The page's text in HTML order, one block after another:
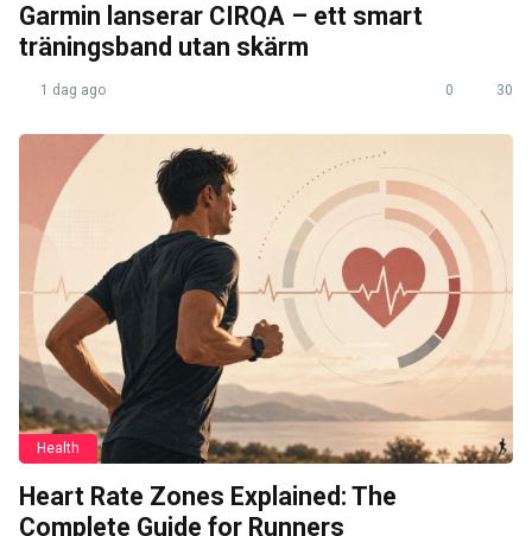
Garmin lanserar CIRQA – ett smart
träningsband utan skärm
1 dag ago 0 30
Health
Heart Rate Zones Explained: The
Complete Guide for Runners